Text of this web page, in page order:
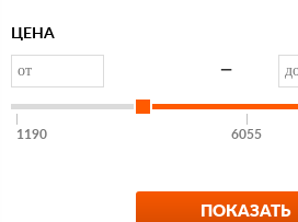
ЦЕНА
—
1190 6055